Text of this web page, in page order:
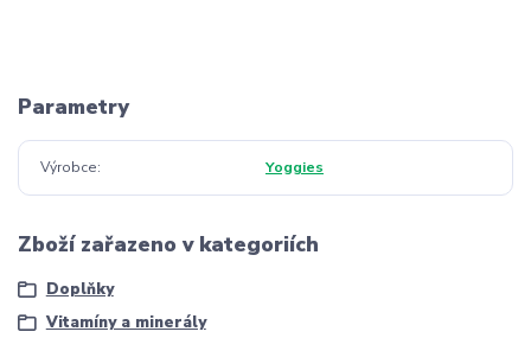
Parametry
Výrobce Yoggies
Zboží zařazeno v kategoriích
Doplňky
Vitamíny a minerály